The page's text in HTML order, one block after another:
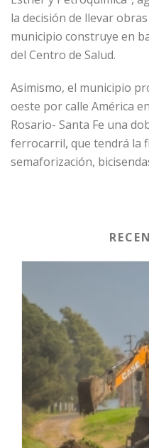
la decisión de llevar
municipio construye en
del Centro de Salud.
Asimismo, el municipio
oeste por calle América
Rosario- Santa Fe una
ferrocarril, que tendrá la
semaforización,